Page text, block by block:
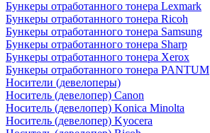
Бункеры отработанного тонера Lexmark
Бункеры отработанного тонера Ricoh
Бункеры отработанного тонера Samsung
Бункеры отработанного тонера Sharp
Бункеры отработанного тонера Xerox
Бункеры отработанного тонера PANTUM
Носители (девелоперы)
Носитель (девелопер) Canon
Носитель (девелопер) Konica Minolta
Носитель (девелопер) Kyocera